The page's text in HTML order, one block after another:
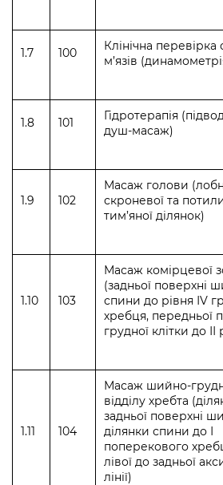
1.7 100
Клінічна перевірка
м’язів
1.8 101
Гідротерапія
душ-масаж)
1.9 102
Масаж голови
скроневої та
тим’яної ділянок)
1.10 103
Масаж комірцевої
(задньої поверхні
спини до рівня ІV
хребця, передньої
грудної клітки до
1.11 104
Масаж шийно-
відділу хребта
задньої поверхні
ділянки спини до І
поперекового
лівої до задньої
лінії)